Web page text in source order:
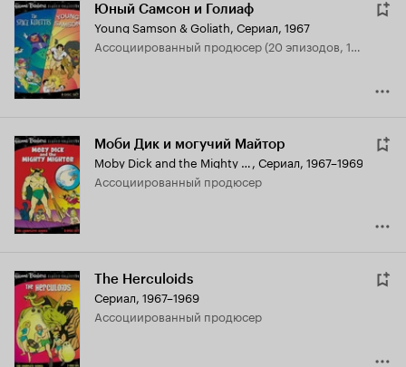
Юный Самсон и Голиаф
Young Samson & Goliath, Сериал, 1967
ассоциированный продюсер (20 эпизодов, 1967-1968)
Моби Дик и могучий Майтор
Moby Dick and the Mighty Mightor, Сериал, 1967–1969
ассоциированный продюсер
The Herculoids
Сериал, 1967–1969
ассоциированный продюсер